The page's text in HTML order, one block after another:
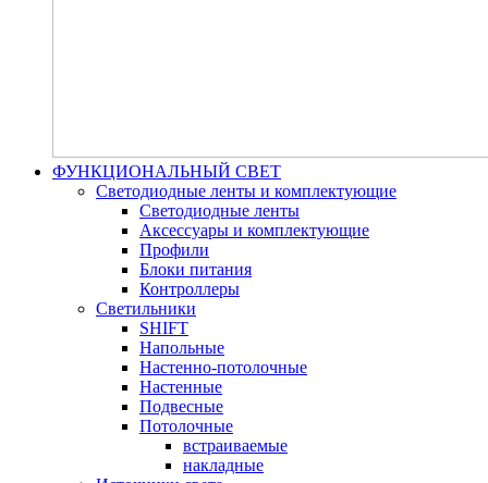
ФУНКЦИОНАЛЬНЫЙ СВЕТ
Светодиодные ленты и комплектующие
Светодиодные ленты
Аксессуары и комплектующие
Профили
Блоки питания
Контроллеры
Светильники
SHIFT
Напольные
Настенно-потолочные
Настенные
Подвесные
Потолочные
встраиваемые
накладные